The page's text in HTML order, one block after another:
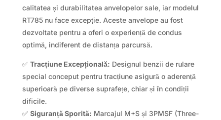
calitatea și durabilitatea anvelopelor sale, iar modelul
RT785 nu face excepție. Aceste anvelope au fost
dezvoltate pentru a oferi o experiență de condus
optimă, indiferent de distanța parcursă.
✅ Tracțiune Excepțională: Designul benzii de rulare
special conceput pentru tracțiune asigură o aderență
superioară pe diverse suprafețe, chiar și în condiții
dificile.
✅ Siguranță Sporită: Marcajul M+S și 3PMSF (Three-